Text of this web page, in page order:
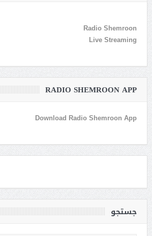
Radio Shemroon
Live Streaming
RADIO SHEMROON APP
Download Radio Shemroon App
جستجو